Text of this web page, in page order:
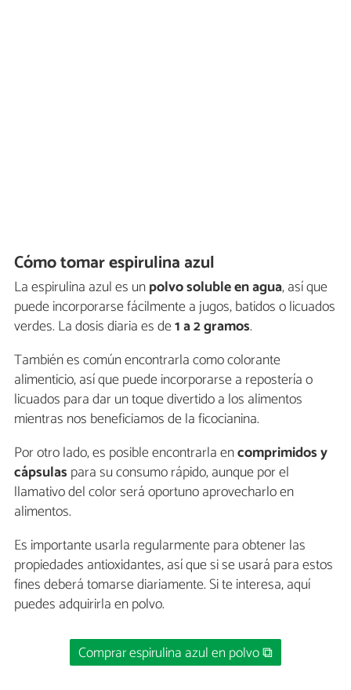
Cómo tomar espirulina azul
La espirulina azul es unpolvo soluble en agua, así que
puede incorporarse fácilmente a jugos, batidos o licuados
verdes. La dosis diaria es de1 a 2 gramos.
También es común encontrarla como colorante
alimenticio, así que puede incorporarse a repostería o
licuados para dar un toque divertido a los alimentos
mientras nos beneficiamos de la ficocianina.
Por otro lado, es posible encontrarla encomprimidos y
cápsulas para su consumo rápido, aunque por el
llamativo del color será oportuno aprovecharlo en
alimentos.
Es importante usarla regularmente para obtener las
propiedades antioxidantes, así que si se usará para estos
fines deberá tomarse diariamente. Si te interesa, aquí
puedes adquirirla en polvo.
Comprar espirulina azul en polvo ⧉